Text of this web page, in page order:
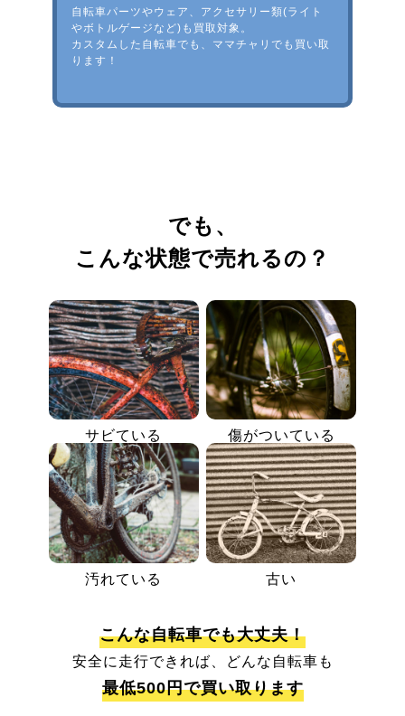
自転車パーツやウェア、アクセサリー類(ライト
やボトルゲージなど)も買取対象。
カスタムした自転車でも、ママチャリでも買い取
ります！
でも、
こんな状態で売れるの？
サビている 傷がついている
汚れている 古い
こんな自転車でも大丈夫！
安全に走行できれば、どんな自転車も
最低500円で買い取ります